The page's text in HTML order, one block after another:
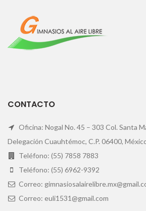
CONTACTO
Oficina: Nogal No. 45 – 303 Col. Santa
Delegación Cuauhtémoc, C.P. 06400,
Teléfono: (55) 7858 7883
Teléfono: (55) 6962-9392
Correo:
Correo: euli1531@gmail.com